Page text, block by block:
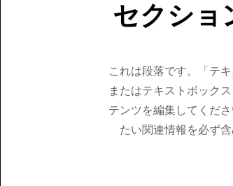
セクショ
これは段落です。「テ
またはテキストボック
テンツを編集してくだ
たい関連情報を必ず